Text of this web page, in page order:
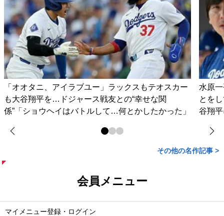
「オオタニ、アイラブユー」ラックスもテオスカー
も大谷翔平を…ドジャース戦友との“幸せな関
係”「ショウヘイはバトルして…何とかしたかった」
水原
とを
谷翔
その他の名作記事 >
会員メニュー
マイメニュー登録・ログイン